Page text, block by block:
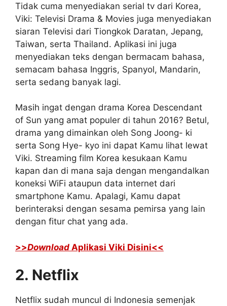
Tidak cuma menyediakan serial tv dari Korea,
Viki: Televisi Drama & Movies juga menyediakan
siaran Televisi dari Tiongkok Daratan, Jepang,
Taiwan, serta Thailand. Aplikasi ini juga
menyediakan teks dengan bermacam bahasa,
semacam bahasa Inggris, Spanyol, Mandarin,
serta sedang banyak lagi.
Masih ingat dengan drama Korea Descendant
of Sun yang amat populer di tahun 2016? Betul,
drama yang dimainkan oleh Song Joong- ki
serta Song Hye- kyo ini dapat Kamu lihat lewat
Viki. Streaming film Korea kesukaan Kamu
kapan dan di mana saja dengan mengandalkan
koneksi WiFi ataupun data internet dari
smartphone Kamu. Apalagi, Kamu dapat
berinteraksi dengan sesama pemirsa yang lain
dengan fitur chat yang ada.
>>Download Aplikasi Viki Disini<<
2. Netflix
Netflix sudah muncul di Indonesia semenjak